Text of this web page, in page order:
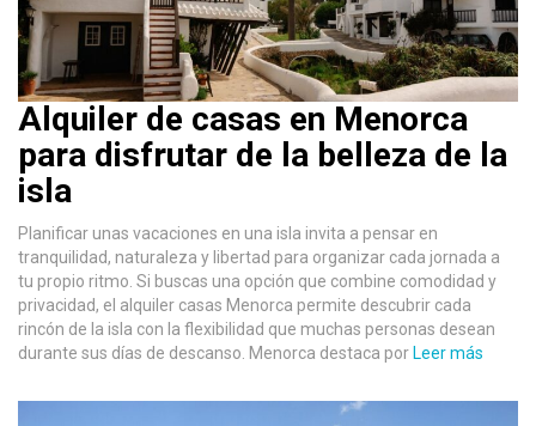
Alquiler de casas en Menorca
para disfrutar de la belleza de la
isla
Planificar unas vacaciones en una isla invita a pensar en
tranquilidad, naturaleza y libertad para organizar cada jornada a
tu propio ritmo. Si buscas una opción que combine comodidad y
privacidad, el alquiler casas Menorca permite descubrir cada
rincón de la isla con la flexibilidad que muchas personas desean
durante sus días de descanso. Menorca destaca por Leer más